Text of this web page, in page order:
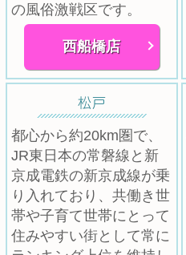
の風俗激戦区です。
西船橋店
都心から約20km圏で、
JR東日本の常磐線と新
京成電鉄の新京成線が乗
り入れており、共働き世
帯や子育て世帯にとって
住みやすい街として常に